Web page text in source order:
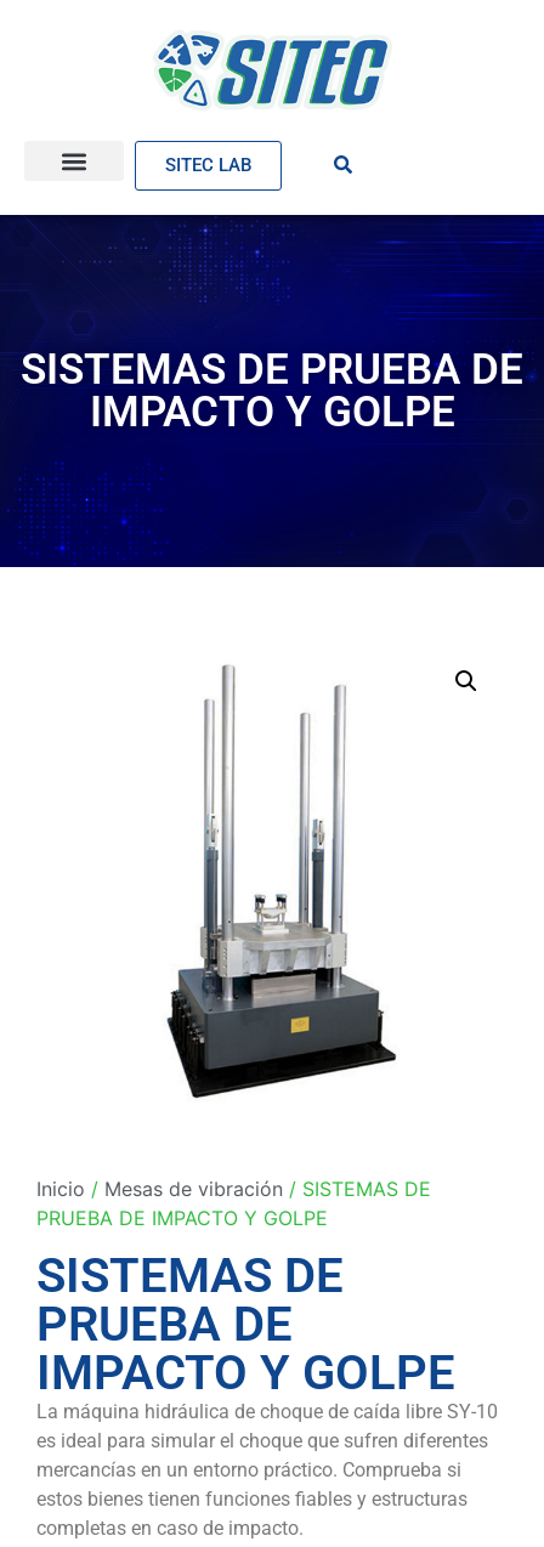
SITEC LAB
SISTEMAS DE PRUEBA DE
IMPACTO Y GOLPE
Inicio / Mesas de vibración / SISTEMAS DE
PRUEBA DE IMPACTO Y GOLPE
SISTEMAS DE
PRUEBA DE
IMPACTO Y GOLPE
La máquina hidráulica de choque de caída libre SY-10
es ideal para simular el choque que sufren diferentes
mercancías en un entorno práctico. Comprueba si
estos bienes tienen funciones fiables y estructuras
completas en caso de impacto.